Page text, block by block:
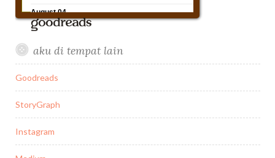
aku di tempat lain
Goodreads
StoryGraph
Instagram